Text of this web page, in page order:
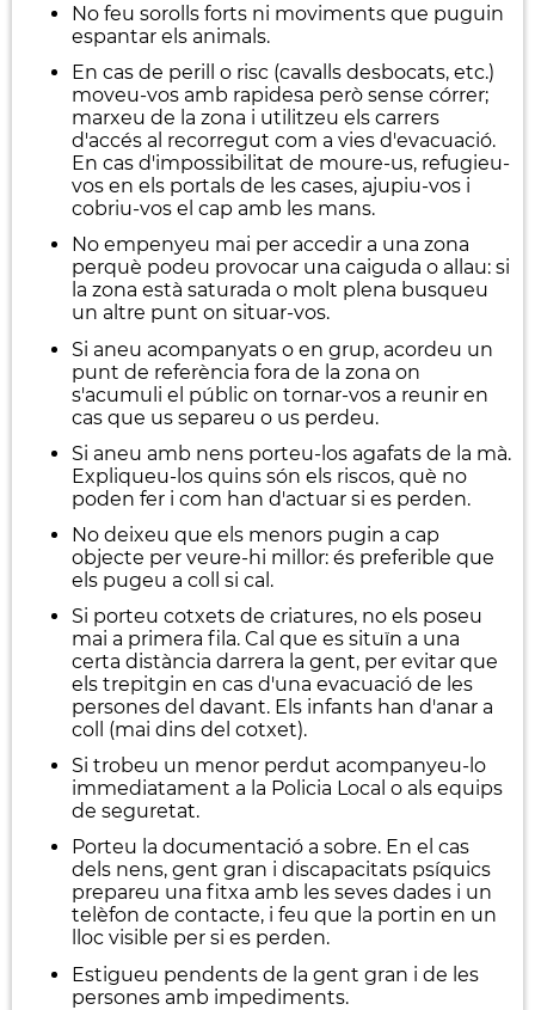
No feu sorolls forts ni moviments que puguin
espantar els animals.
En cas de perill o risc (cavalls desbocats, etc.)
moveu-vos amb rapidesa però sense córrer;
marxeu de la zona i utilitzeu els carrers
d'accés al recorregut com a vies d'evacuació.
En cas d'impossibilitat de moure-us, refugieu-
vos en els portals de les cases, ajupiu-vos i
cobriu-vos el cap amb les mans.
No empenyeu mai per accedir a una zona
perquè podeu provocar una caiguda o allau: si
la zona està saturada o molt plena busqueu
un altre punt on situar-vos.
Si aneu acompanyats o en grup, acordeu un
punt de referència fora de la zona on
s'acumuli el públic on tornar-vos a reunir en
cas que us separeu o us perdeu.
Si aneu amb nens porteu-los agafats de la mà.
Expliqueu-los quins són els riscos, què no
poden fer i com han d'actuar si es perden.
No deixeu que els menors pugin a cap
objecte per veure-hi millor: és preferible que
els pugeu a coll si cal.
Si porteu cotxets de criatures, no els poseu
mai a primera fila. Cal que es situïn a una
certa distància darrera la gent, per evitar que
els trepitgin en cas d'una evacuació de les
persones del davant. Els infants han d'anar a
coll (mai dins del cotxet).
Si trobeu un menor perdut acompanyeu-lo
immediatament a la Policia Local o als equips
de seguretat.
Porteu la documentació a sobre. En el cas
dels nens, gent gran i discapacitats psíquics
prepareu una fitxa amb les seves dades i un
telèfon de contacte, i feu que la portin en un
lloc visible per si es perden.
Estigueu pendents de la gent gran i de les
persones amb impediments.